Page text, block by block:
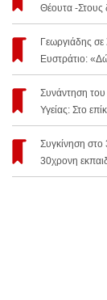
Θέουτα -Στους
Γεωργιάδης σε
Ευστράτιο:
Συνάντηση
Υγείας: Στο
Συγκίνηση στο
30χρονη